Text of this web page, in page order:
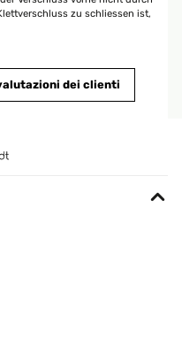
zu schliessen ist,
aber Zeit und eine zweite
bei, man benötigt nur noch
kann sogar darin liegen. Für
ab, und ist ein schöner
dei clienti